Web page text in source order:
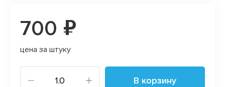
700 ₽
цена за штуку
В корзину